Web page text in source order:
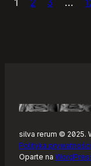
silva rerum © 2025.
Polityka
Oparte na